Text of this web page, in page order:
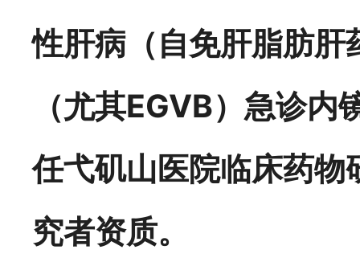
性肝病（自免肝脂肪
（尤其EGVB）急诊
任弋矶山医院临床药
究者资质。